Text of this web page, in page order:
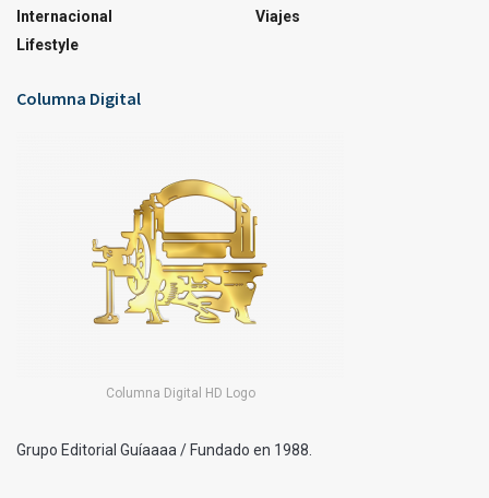
Internacional
Lifestyle
Viajes
Columna Digital
Columna Digital HD Logo
Grupo Editorial Guíaaaa / Fundado en 1988.